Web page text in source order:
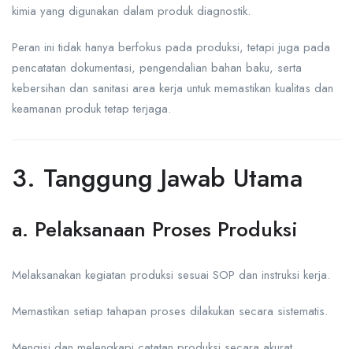
kimia yang digunakan dalam produk diagnostik.
Peran ini tidak hanya berfokus pada produksi, tetapi juga pada
pencatatan dokumentasi, pengendalian bahan baku, serta
kebersihan dan sanitasi area kerja untuk memastikan kualitas dan
keamanan produk tetap terjaga.
3. Tanggung Jawab Utama
a. Pelaksanaan Proses Produksi
Melaksanakan kegiatan produksi sesuai SOP dan instruksi kerja.
Memastikan setiap tahapan proses dilakukan secara sistematis.